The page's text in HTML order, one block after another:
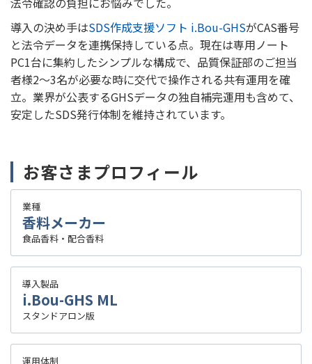
導入の決め手はSDS作成支援ソフト i.Bou-GHSがCAS番号
と法令データを連携保持している点。現在は専用ノート
PC1台に集約したシンプルな構成で、品質保証部のご担当
者様2～3名が必要な時に交代で操作される共有運用を確
立。業界が公表するGHSデータの独自補完運用も含めて、
安定したSDS発行体制を維持されています。
お客さまプロフィール
業種
香料メーカー
食品香料・配合香料
導入製品
i.Bou-GHS ML
スタンドアロン版
運用体制